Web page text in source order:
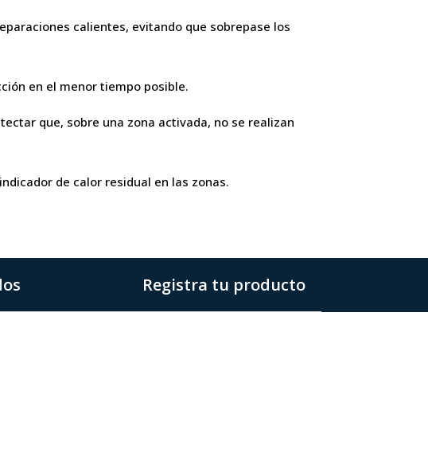
calientes, evitando que sobrepase los
en el menor tiempo posible.
que, sobre una zona activada, no se realizan
de calor residual en las zonas.
Registra tu producto